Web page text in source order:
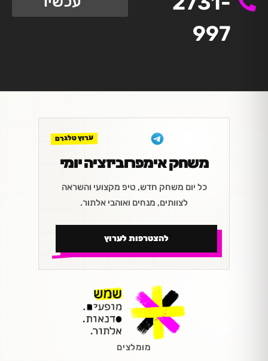
997
ערוץ טלגרם
משחק אימפרוביזציה יומי
כל יום משחק חדש, טיפ מקצועי והשראה
לצוותים, מנחים ואוהבי אלתור.
להצטרפות לערוץ
מומלצים